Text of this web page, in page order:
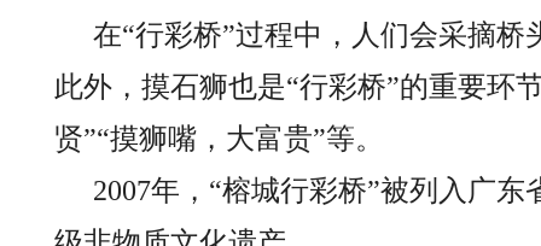
在“行彩桥”过程中，人们会采摘
此外，摸石狮也是“行彩桥”的重要环
贤”“摸狮嘴，大富贵”等。
2007年，“榕城行彩桥”被列入广